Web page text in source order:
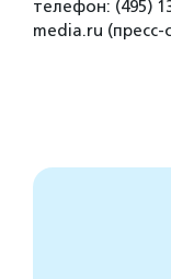
телефон: (495)
media.ru